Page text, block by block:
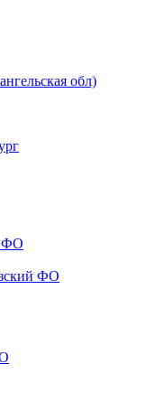
обл)
ФО
ФО